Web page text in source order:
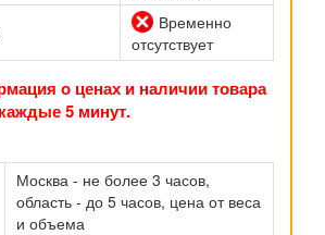
Временно
отсутствует
о ценах и наличии товара
5 минут.
Москва - не более 3 часов,
область - до 5 часов, цена от веса
и объема